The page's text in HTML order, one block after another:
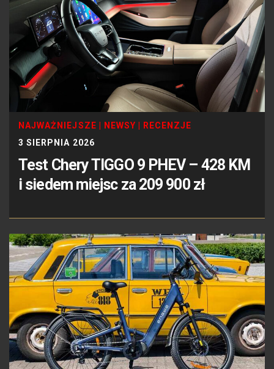
NAJWAŻNIEJSZE NEWSY
RECENZJE
3 SIERPNIA 2026
Test Chery TIGGO 9 PHEV – 428 KM
i siedem miejsc za 209 900 zł